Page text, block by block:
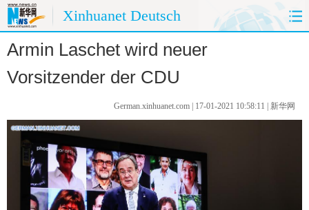
Xinhuanet Deutsch
HOME CHINA HEUTE
CHINA&DEUTSCHLAND
MEINUNG REISE
PANORAMA SPRACHKURS
FOTOS UMWELTSCHUTZ
Armin Laschet wird neuer
Vorsitzender der CDU
German.xinhuanet.com | 17-01-2021 10:58:11 | 新华网